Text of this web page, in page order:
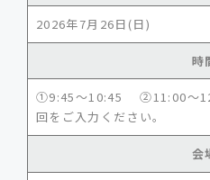
2026年7月26日(日)
時
①9:45～10:45 ②11:00～
回をご入力ください。
会